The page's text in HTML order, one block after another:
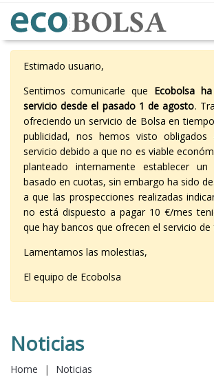
Estimado usuario,
Sentimos comunicarle que Ecobolsa
servicio desde el pasado 1 de agosto.
ofreciendo un servicio de Bolsa en
publicidad, nos hemos visto obligados
servicio debido a que no es viable
planteado internamente establecer un
basado en cuotas, sin embargo ha sido
a que las prospecciones realizadas
no está dispuesto a pagar 10 €/mes
que hay bancos que ofrecen el servicio
Lamentamos las molestias,
El equipo de Ecobolsa
Noticias
Home | Noticias